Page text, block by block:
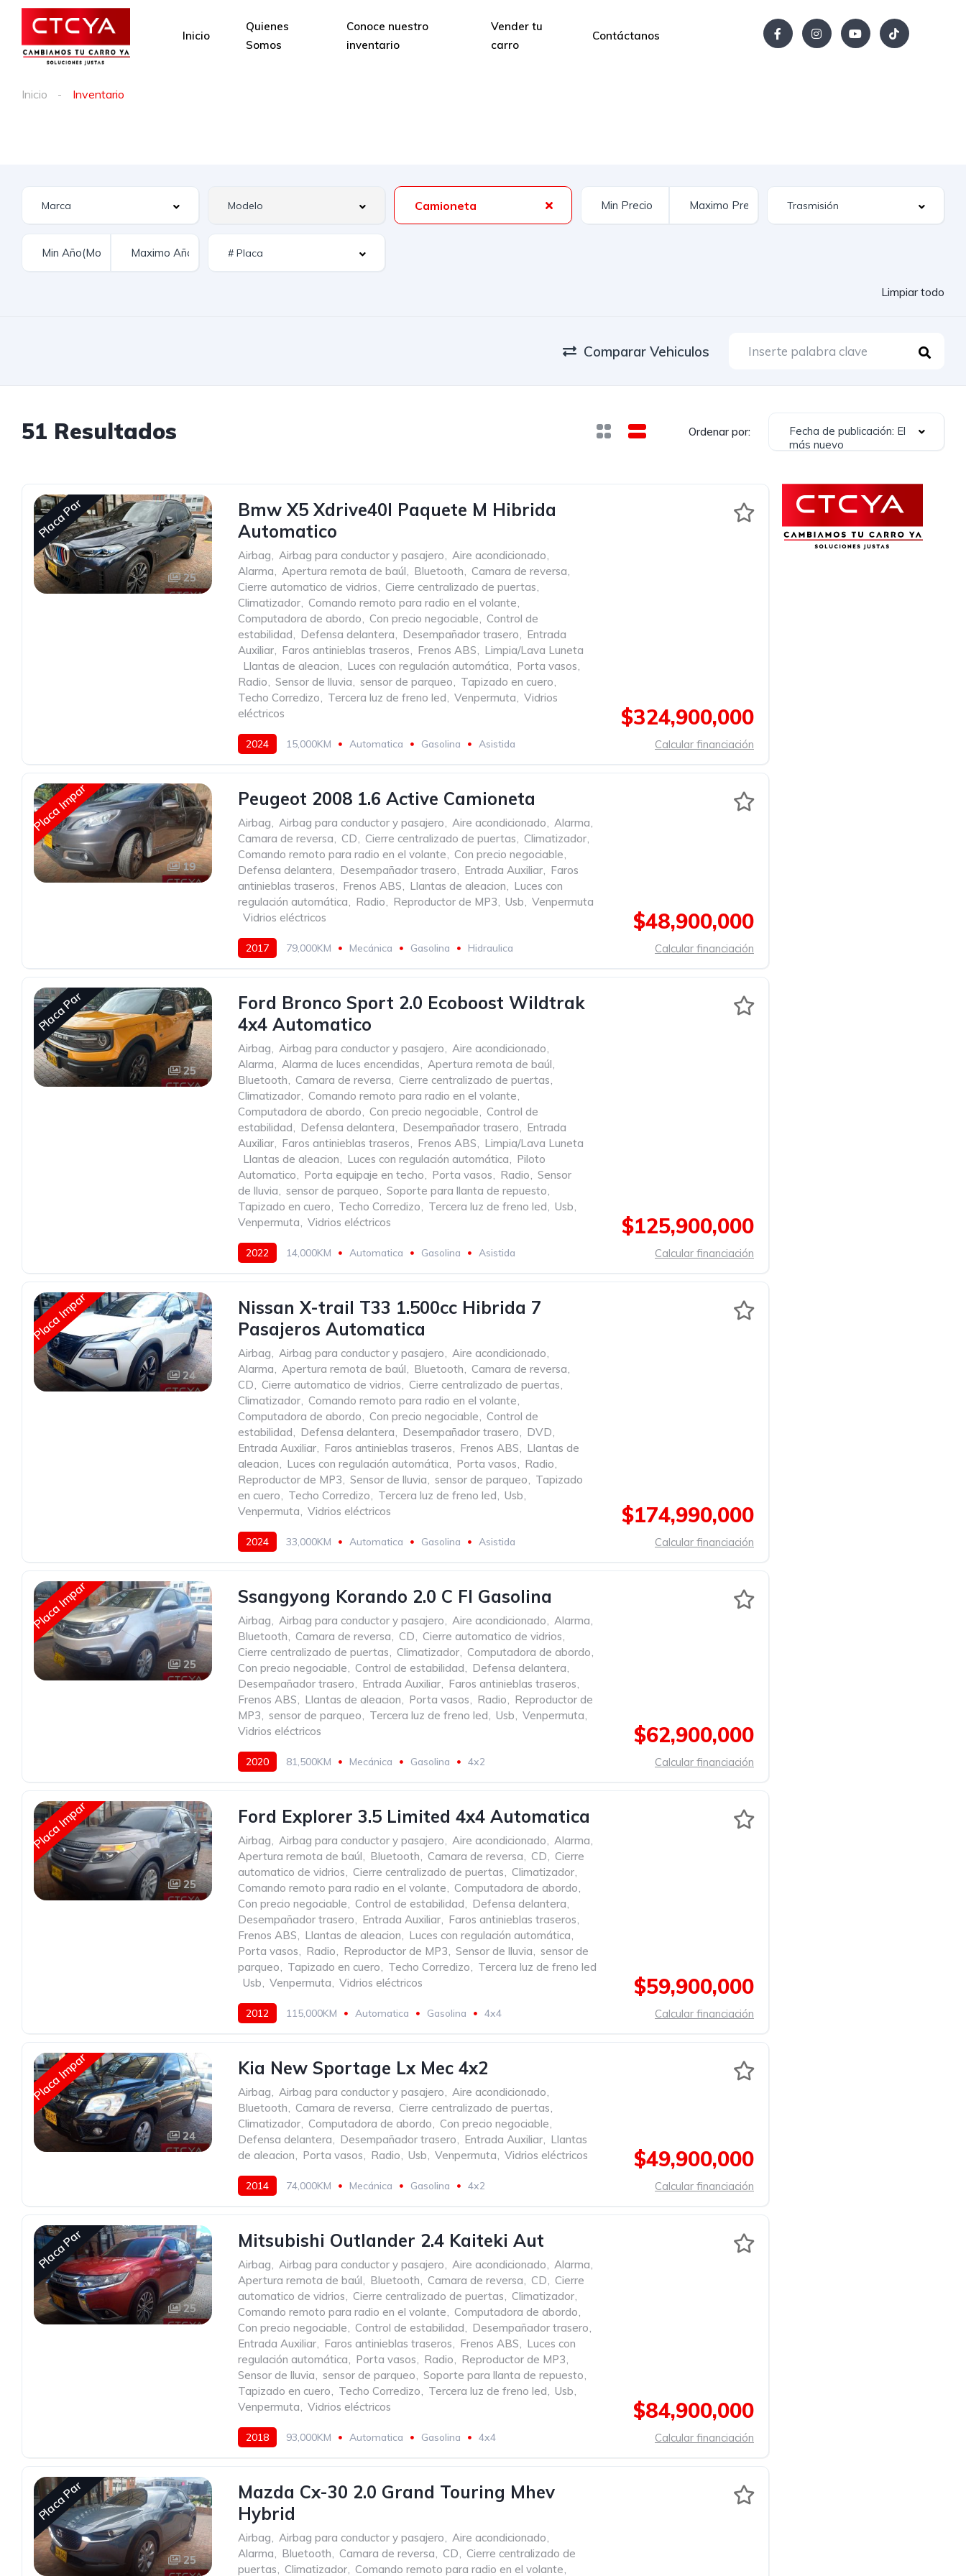
Inicio
Quienes
Somos
Conoce nuestro
inventario
Vender tu
carro
Contáctanos
Inicio Inventario
Camioneta
Limpiar todo
Comparar Vehiculos
51 Resultados Ordenar por:
Fecha de publicación: El
más nuevo
Placa Par
25
Bmw X5 Xdrive40l Paquete M Hibrida
Automatico
Airbag, Airbag para conductor y pasajero, Aire acondicionado,
Alarma, Apertura remota de baúl, Bluetooth, Camara de reversa,
Cierre automatico de vidrios, Cierre centralizado de puertas,
Climatizador, Comando remoto para radio en el volante,
Computadora de abordo, Con precio negociable, Control de
estabilidad, Defensa delantera, Desempañador trasero, Entrada
Auxiliar, Faros antinieblas traseros, Frenos ABS, Limpia/Lava Luneta
Llantas de aleacion, Luces con regulación automática, Porta vasos,
Radio, Sensor de lluvia, sensor de parqueo, Tapizado en cuero,
Techo Corredizo, Tercera luz de freno led, Venpermuta, Vidrios
eléctricos
2024 15,000KM Automatica Gasolina Asistida
$324,900,000
Calcular financiación
Placa Impar
19
Peugeot 2008 1.6 Active Camioneta
Airbag, Airbag para conductor y pasajero, Aire acondicionado, Alarma,
Camara de reversa, CD, Cierre centralizado de puertas, Climatizador,
Comando remoto para radio en el volante, Con precio negociable,
Defensa delantera, Desempañador trasero, Entrada Auxiliar, Faros
antinieblas traseros, Frenos ABS, Llantas de aleacion, Luces con
regulación automática, Radio, Reproductor de MP3, Usb, Venpermuta
Vidrios eléctricos
2017 79,000KM Mecánica Gasolina Hidraulica
$48,900,000
Calcular financiación
Placa Par
25
Ford Bronco Sport 2.0 Ecoboost Wildtrak
4x4 Automatico
Airbag, Airbag para conductor y pasajero, Aire acondicionado,
Alarma, Alarma de luces encendidas, Apertura remota de baúl,
Bluetooth, Camara de reversa, Cierre centralizado de puertas,
Climatizador, Comando remoto para radio en el volante,
Computadora de abordo, Con precio negociable, Control de
estabilidad, Defensa delantera, Desempañador trasero, Entrada
Auxiliar, Faros antinieblas traseros, Frenos ABS, Limpia/Lava Luneta
Llantas de aleacion, Luces con regulación automática, Piloto
Automatico, Porta equipaje en techo, Porta vasos, Radio, Sensor
de lluvia, sensor de parqueo, Soporte para llanta de repuesto,
Tapizado en cuero, Techo Corredizo, Tercera luz de freno led, Usb,
Venpermuta, Vidrios eléctricos
2022 14,000KM Automatica Gasolina Asistida
$125,900,000
Calcular financiación
Placa Impar
24
Nissan X-trail T33 1.500cc Hibrida 7
Pasajeros Automatica
Airbag, Airbag para conductor y pasajero, Aire acondicionado,
Alarma, Apertura remota de baúl, Bluetooth, Camara de reversa,
CD, Cierre automatico de vidrios, Cierre centralizado de puertas,
Climatizador, Comando remoto para radio en el volante,
Computadora de abordo, Con precio negociable, Control de
estabilidad, Defensa delantera, Desempañador trasero, DVD,
Entrada Auxiliar, Faros antinieblas traseros, Frenos ABS, Llantas de
aleacion, Luces con regulación automática, Porta vasos, Radio,
Reproductor de MP3, Sensor de lluvia, sensor de parqueo, Tapizado
en cuero, Techo Corredizo, Tercera luz de freno led, Usb,
Venpermuta, Vidrios eléctricos
2024 33,000KM Automatica Gasolina Asistida
$174,990,000
Calcular financiación
Placa Impar
25
Ssangyong Korando 2.0 C Fl Gasolina
Airbag, Airbag para conductor y pasajero, Aire acondicionado, Alarma,
Bluetooth, Camara de reversa, CD, Cierre automatico de vidrios,
Cierre centralizado de puertas, Climatizador, Computadora de abordo,
Con precio negociable, Control de estabilidad, Defensa delantera,
Desempañador trasero, Entrada Auxiliar, Faros antinieblas traseros,
Frenos ABS, Llantas de aleacion, Porta vasos, Radio, Reproductor de
MP3, sensor de parqueo, Tercera luz de freno led, Usb, Venpermuta,
Vidrios eléctricos
2020 81,500KM Mecánica Gasolina 4x2
$62,900,000
Calcular financiación
Placa Impar
25
Ford Explorer 3.5 Limited 4x4 Automatica
Airbag, Airbag para conductor y pasajero, Aire acondicionado, Alarma,
Apertura remota de baúl, Bluetooth, Camara de reversa, CD, Cierre
automatico de vidrios, Cierre centralizado de puertas, Climatizador,
Comando remoto para radio en el volante, Computadora de abordo,
Con precio negociable, Control de estabilidad, Defensa delantera,
Desempañador trasero, Entrada Auxiliar, Faros antinieblas traseros,
Frenos ABS, Llantas de aleacion, Luces con regulación automática,
Porta vasos, Radio, Reproductor de MP3, Sensor de lluvia, sensor de
parqueo, Tapizado en cuero, Techo Corredizo, Tercera luz de freno led
Usb, Venpermuta, Vidrios eléctricos
2012 115,000KM Automatica Gasolina 4x4
$59,900,000
Calcular financiación
Placa Impar
24
Kia New Sportage Lx Mec 4x2
Airbag, Airbag para conductor y pasajero, Aire acondicionado,
Bluetooth, Camara de reversa, Cierre centralizado de puertas,
Climatizador, Computadora de abordo, Con precio negociable,
Defensa delantera, Desempañador trasero, Entrada Auxiliar, Llantas
de aleacion, Porta vasos, Radio, Usb, Venpermuta, Vidrios eléctricos
2014 74,000KM Mecánica Gasolina 4x2
$49,900,000
Calcular financiación
Placa Par
25
Mitsubishi Outlander 2.4 Kaiteki Aut
Airbag, Airbag para conductor y pasajero, Aire acondicionado, Alarma,
Apertura remota de baúl, Bluetooth, Camara de reversa, CD, Cierre
automatico de vidrios, Cierre centralizado de puertas, Climatizador,
Comando remoto para radio en el volante, Computadora de abordo,
Con precio negociable, Control de estabilidad, Desempañador trasero,
Entrada Auxiliar, Faros antinieblas traseros, Frenos ABS, Luces con
regulación automática, Porta vasos, Radio, Reproductor de MP3,
Sensor de lluvia, sensor de parqueo, Soporte para llanta de repuesto,
Tapizado en cuero, Techo Corredizo, Tercera luz de freno led, Usb,
Venpermuta, Vidrios eléctricos
2018 93,000KM Automatica Gasolina 4x4
$84,900,000
Calcular financiación
Placa Par
25
Mazda Cx-30 2.0 Grand Touring Mhev
Hybrid
Airbag, Airbag para conductor y pasajero, Aire acondicionado,
Alarma, Bluetooth, Camara de reversa, CD, Cierre centralizado de
puertas, Climatizador, Comando remoto para radio en el volante,